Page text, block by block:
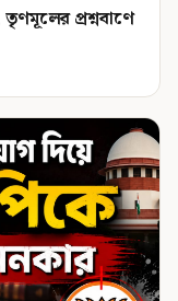
তৃণমূলের প্রশ্নবাণে